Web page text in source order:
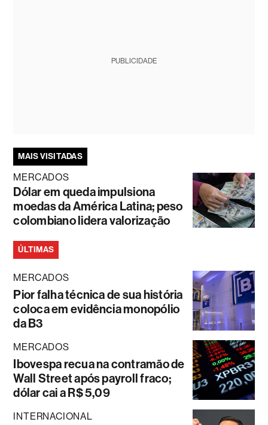
PUBLICIDADE
MAIS VISITADAS
MERCADOS
Dólar em queda impulsiona
moedas da América Latina; peso
colombiano lidera valorização
ÚLTIMAS
MERCADOS
Pior falha técnica de sua história
coloca em evidência monopólio
da B3
MERCADOS
Ibovespa recua na contramão de
Wall Street após payroll fraco;
dólar cai a R$ 5,09
INTERNACIONAL